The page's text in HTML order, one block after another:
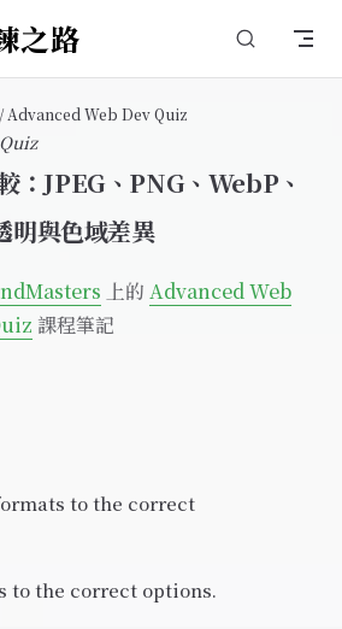
之路
/ Advanced Web Dev Quiz
：JPEG、PNG、WebP、
明與色域差異
上的 Advanced Web
課程筆記
to the correct
to the correct options.